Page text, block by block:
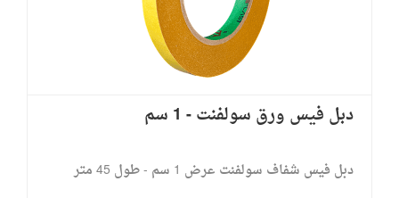
دبل فيس ورق سولفنت - 1 سم
دبل فيس شفاف سولفنت عرض 1 سم - طول 45 متر